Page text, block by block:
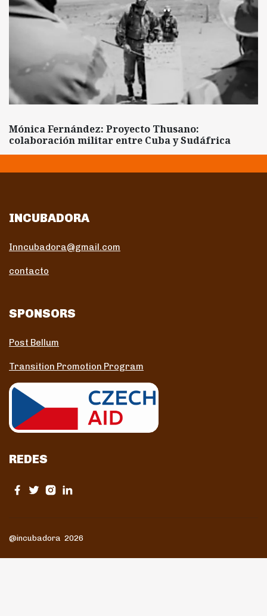
Mónica Fernández: Proyecto Thusano:
colaboración militar entre Cuba y Sudáfrica
INCUBADORA
Inncubadora@gmail.com
contacto
SPONSORS
Post Bellum
Transition Promotion Program
REDES
@incubadora 2026